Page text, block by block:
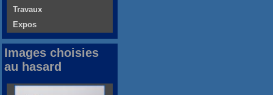
Travaux
Expos
Images choisies
au hasard